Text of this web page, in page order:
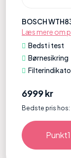
BOSCH
Læs mere om
Bedst i test
Børnesikring
6999 kr
Bedste pris hos:
Punkt1